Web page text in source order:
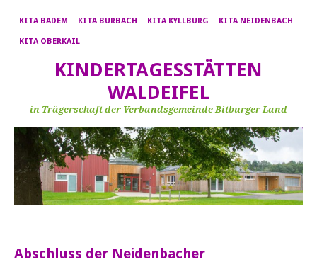
KITA BADEM KITA BURBACH KITA KYLLBURG KITA NEIDENBACH
KITA OBERKAIL
KINDERTAGESSTÄTTEN
WALDEIFEL
in Trägerschaft der Verbandsgemeinde Bitburger Land
Abschluss der Neidenbacher